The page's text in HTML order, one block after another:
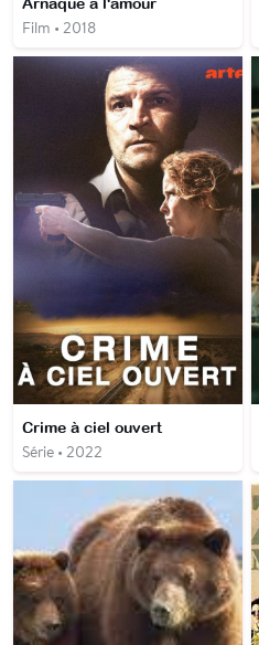
Film • 2018
Crime à ciel ouvert
Série • 2022